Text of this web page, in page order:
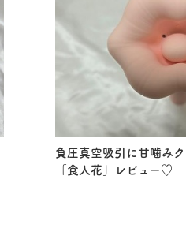
負圧真空吸引に甘噛み
「食人花」レビュー♡